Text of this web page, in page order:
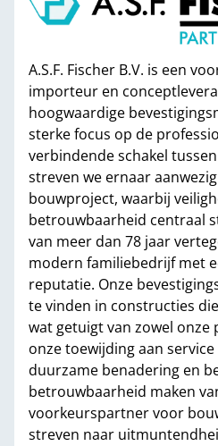
A.S.F. Fischer B.V. is een
importeur en
hoogwaardige
sterke focus op de
verbindende schakel
streven we ernaar
bouwproject, waarbij
betrouwbaarheid centraal
van meer dan 78 jaar
modern familiebedrijf met
reputatie. Onze
te vinden in constructies
wat getuigt van zowel
onze toewijding aan
duurzame benadering en
betrouwbaarheid maken
voorkeurspartner voor
streven naar